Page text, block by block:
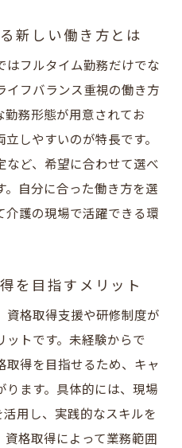
新しい働き方とは
はフルタイム勤務だけでな
イフバランス重視の働き方
勤務形態が用意されてお
しやすいのが特長です。
など、希望に合わせて選べ
。自分に合った働き方を選
介護の現場で活躍できる環
を目指すメリット
資格取得支援や研修制度が
ットです。未経験からで
取得を目指せるため、キャ
ります。具体的には、現場
用し、実践的なスキルを
格取得によって業務範囲